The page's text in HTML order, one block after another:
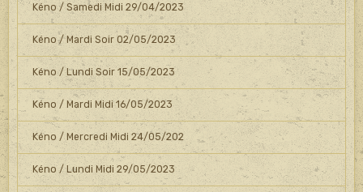
Kéno / Samedi Midi 29/04/2023
Kéno / Mardi Soir 02/05/2023
Kéno / Lundi Soir 15/05/2023
Kéno / Mardi Midi 16/05/2023
Kéno / Mercredi Midi 24/05/202
Kéno / Lundi Midi 29/05/2023